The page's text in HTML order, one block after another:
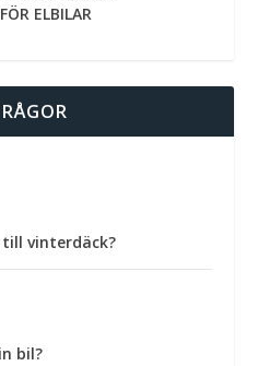
ELBILAR
vinterdäck?
bil?